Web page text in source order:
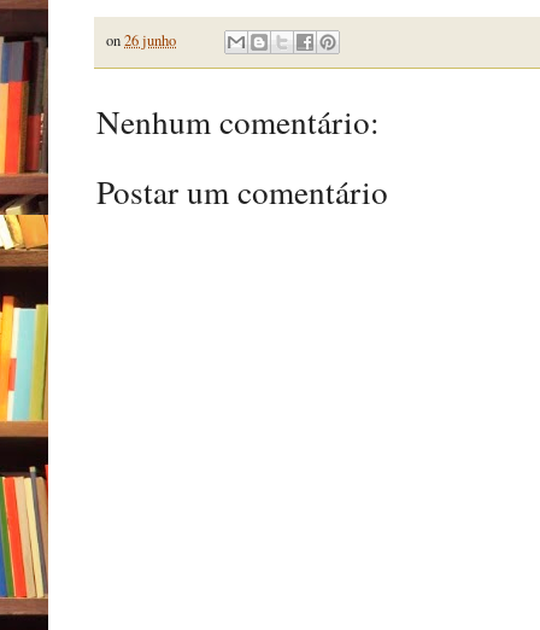
on26 junho
Nenhum comentário:
Postar um comentário